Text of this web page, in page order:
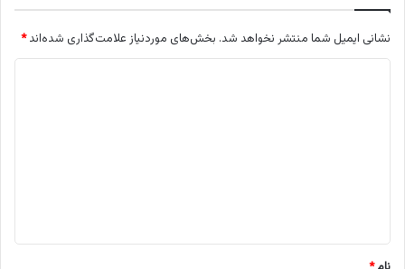
نشانی ایمیل شما منتشر نخواهد شد. بخش‌های موردنیاز علامت‌گذاری شده‌اند*